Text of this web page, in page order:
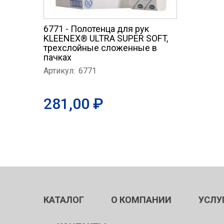
6771 - Полотенца для рук
KLEENEX® ULTRA SUPER SOFT,
трехслойные сложенные в
пачках
Артикул: 6771
281,00 ₽
КАТАЛОГ О КОМПАНИИ